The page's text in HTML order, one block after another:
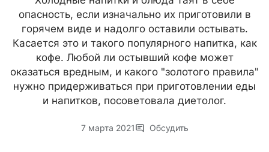
опасность, если изначально их приготовили в
горячем виде и надолго оставили остывать.
Касается это и такого популярного напитка, как
кофе. Любой ли остывший кофе может
оказаться вредным, и какого "золотого правила"
нужно придерживаться при приготовлении еды
и напитков, посоветовала диетолог.
7 марта 2021 Обсудить